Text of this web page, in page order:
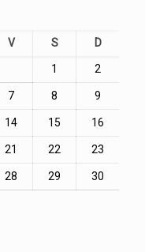
V S D
1 2
7 8 9
14 15 16
21 22 23
28 29 30